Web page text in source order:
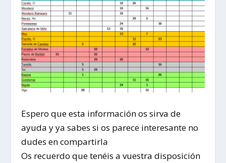
Espero que esta información os sirva de
ayuda y ya sabes si os parece interesante no
dudes en compartirla
Os recuerdo que tenéis a vuestra disposición